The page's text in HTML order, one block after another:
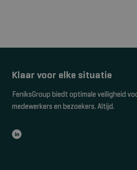
Klaar voor elke situatie
FeniksGroup biedt optimale veiligheid
medewerkers en bezoekers. Altijd.